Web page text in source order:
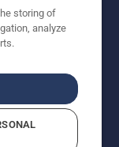
Die
MWST und
MwSt), es sei
verfügbar.
storing of
analyze